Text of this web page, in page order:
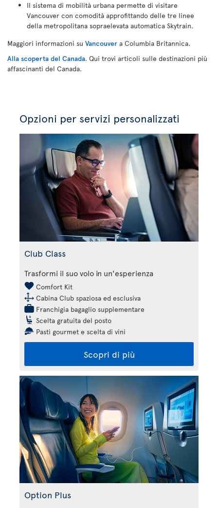
Il sistema di mobilità urbana permette di visitare
Vancouver con comodità approfittando delle tre linee
della metropolitana sopraelevata automatica Skytrain.
Maggiori informazioni su Vancouver a Columbia Britannica.
Alla scoperta del Canada. Qui trovi articoli sulle destinazioni più
affascinanti del Canada.
Opzioni per servizi personalizzati
Club Class
Trasformi il suo volo in un'esperienza
Comfort Kit
Cabina Club spaziosa ed esclusiva
Franchigia bagaglio supplementare
Scelta gratuita del posto
Pasti gourmet e scelta di vini
Scopri di più
Option Plus